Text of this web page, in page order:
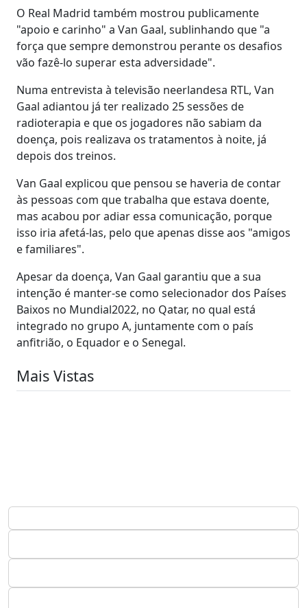
O Real Madrid também mostrou publicamente
"apoio e carinho" a Van Gaal, sublinhando que "a
força que sempre demonstrou perante os desafios
vão fazê-lo superar esta adversidade".
Numa entrevista à televisão neerlandesa RTL, Van
Gaal adiantou já ter realizado 25 sessões de
radioterapia e que os jogadores não sabiam da
doença, pois realizava os tratamentos à noite, já
depois dos treinos.
Van Gaal explicou que pensou se haveria de contar
às pessoas com que trabalha que estava doente,
mas acabou por adiar essa comunicação, porque
isso iria afetá-las, pelo que apenas disse aos "amigos
e familiares".
Apesar da doença, Van Gaal garantiu que a sua
intenção é manter-se como selecionador dos Países
Baixos no Mundial2022, no Qatar, no qual está
integrado no grupo A, juntamente com o país
anfitrião, o Equador e o Senegal.
Mais Vistas